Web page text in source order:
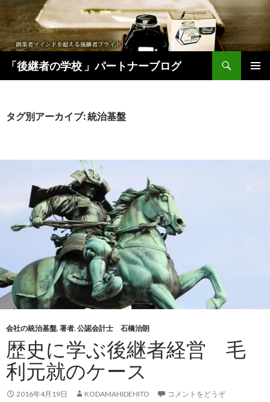
「後継者の学校 」パートナーブログ
検
ン
タグ別アーカイブ: 統治基盤
会社の統治基盤, 著者, 公認会計士 石橋治朗
歴史に学ぶ後継者経営 毛
利元就のケース
2016年4月19日 KODAMAHIDEHITO コメントをどうぞ